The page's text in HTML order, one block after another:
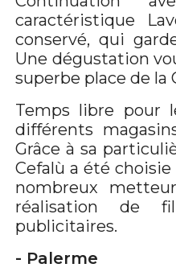
caractéristique
conservé, qui
Une dégustation
superbe place de la
Temps libre pour
différents
Grâce à sa
Cefalù a été
nombreux
réalisation de
publicitaires.
- Palerme